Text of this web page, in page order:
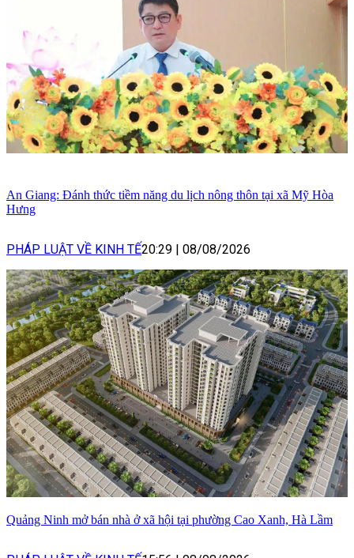
An Giang: Đánh thức tiềm năng du lịch nông thôn tại xã Mỹ Hòa
Hưng
PHÁP LUẬT VỀ KINH TẾ20:29 08/08/2026
Quảng Ninh mở bán nhà ở xã hội tại phường Cao Xanh, Hà Lầm